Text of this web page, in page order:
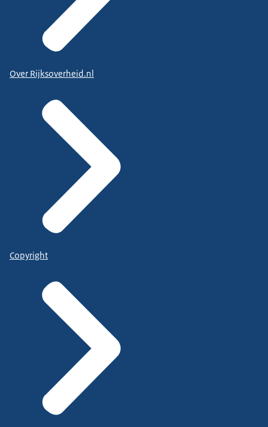
Over Rijksoverheid.nl
Copyright